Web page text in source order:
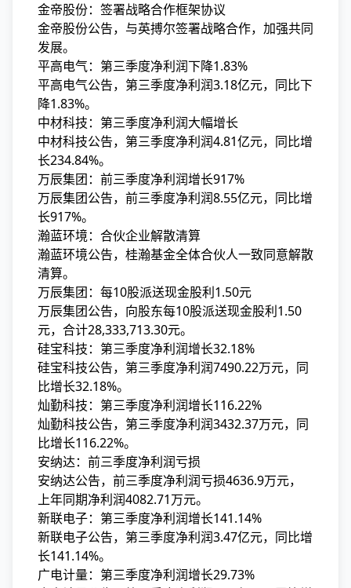
金帝股份：签署战略合作框架协议
金帝股份公告，与英搏尔签署战略合作，加强共同
发展。
平高电气：第三季度净利润下降1.83%
平高电气公告，第三季度净利润3.18亿元，同比下
降1.83%。
中材科技：第三季度净利润大幅增长
中材科技公告，第三季度净利润4.81亿元，同比增
长234.84%。
万辰集团：前三季度净利润增长917%
万辰集团公告，前三季度净利润8.55亿元，同比增
长917%。
瀚蓝环境：合伙企业解散清算
瀚蓝环境公告，桂瀚基金全体合伙人一致同意解散
清算。
万辰集团：每10股派送现金股利1.50元
万辰集团公告，向股东每10股派送现金股利1.50
元，合计28,333,713.30元。
硅宝科技：第三季度净利润增长32.18%
硅宝科技公告，第三季度净利润7490.22万元，同
比增长32.18%。
灿勤科技：第三季度净利润增长116.22%
灿勤科技公告，第三季度净利润3432.37万元，同
比增长116.22%。
安纳达：前三季度净利润亏损
安纳达公告，前三季度净利润亏损4636.9万元，
上年同期净利润4082.71万元。
新联电子：第三季度净利润增长141.14%
新联电子公告，第三季度净利润3.47亿元，同比增
长141.14%。
广电计量：第三季度净利润增长29.73%